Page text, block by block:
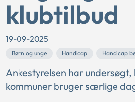
klubtilbud
19-09-2025
Børn og unge Handicap Handicap
Ankestyrelsen har undersøgt,
kommuner bruger særlige